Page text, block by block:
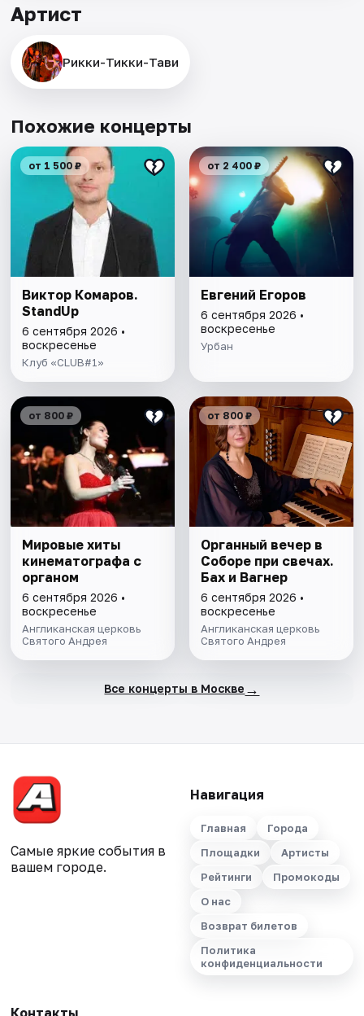
Артист
Рикки-Тикки-Тави
Похожие концерты
от 1 500 ₽
Виктор Комаров.
StandUp
6 сентября 2026 •
воскресенье
Клуб «CLUB#1»
от 2 400 ₽
Евгений Егоров
6 сентября 2026 •
воскресенье
Урбан
от 800 ₽
Мировые хиты
кинематографа с
органом
6 сентября 2026 •
воскресенье
Англиканская церковь
Святого Андрея
от 800 ₽
Органный вечер в
Соборе при свечах.
Бах и Вагнер
6 сентября 2026 •
воскресенье
Англиканская церковь
Святого Андрея
Все концерты в Москве →
Самые яркие события в
вашем городе.
Навигация
Главная
Города
Площадки
Артисты
Рейтинги
Промокоды
О нас
Возврат билетов
Политика
конфиденциальности
Контакты